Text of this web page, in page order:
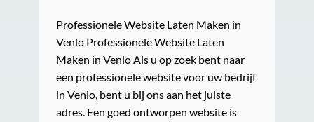
Professionele Website Laten Maken in
Venlo Professionele Website Laten
Maken in Venlo Als u op zoek bent naar
een professionele website voor uw bedrijf
in Venlo, bent u bij ons aan het juiste
adres. Een goed ontworpen website is